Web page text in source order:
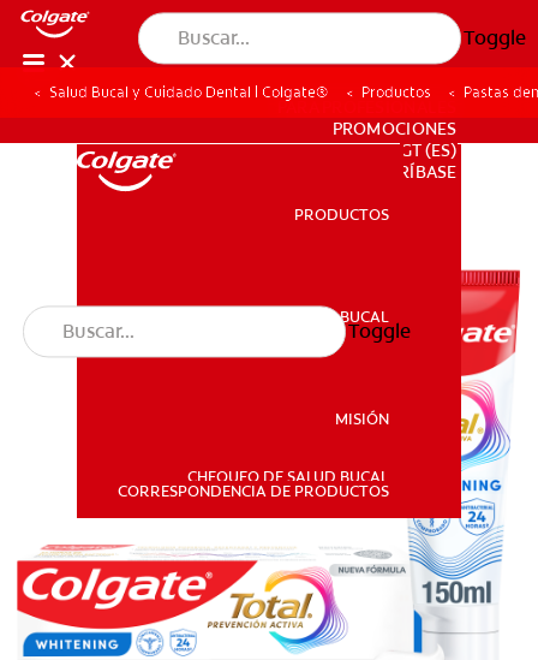
Toggle
SALUD BUCAL
MISIÓN
CHEQUEO DE SALUD BUCAL
CORRESPONDENCIA DE PRODUCTOS
PARA PROFESIONALES
PROMOCIONES
GT (ES)
SUSCRÍBASE
PRODUCTOS
SALUD BUCAL
MISIÓN
CHEQUEO DE SALUD BUCAL
CORRESPONDENCIA DE PRODUCTOS
Toggle
Salud Bucal y Cuidado Dental | Colgate® Productos Pastas